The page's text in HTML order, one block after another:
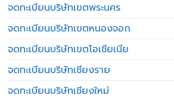
จดทะเบียนบริษัทเขตพระนคร
จดทะเบียนบริษัทเขตหนองจอก
จดทะเบียนบริษัทเขตโอเชียเนีย
จดทะเบียนบริษัทเชียงราย
จดทะเบียนบริษัทเชียงใหม่